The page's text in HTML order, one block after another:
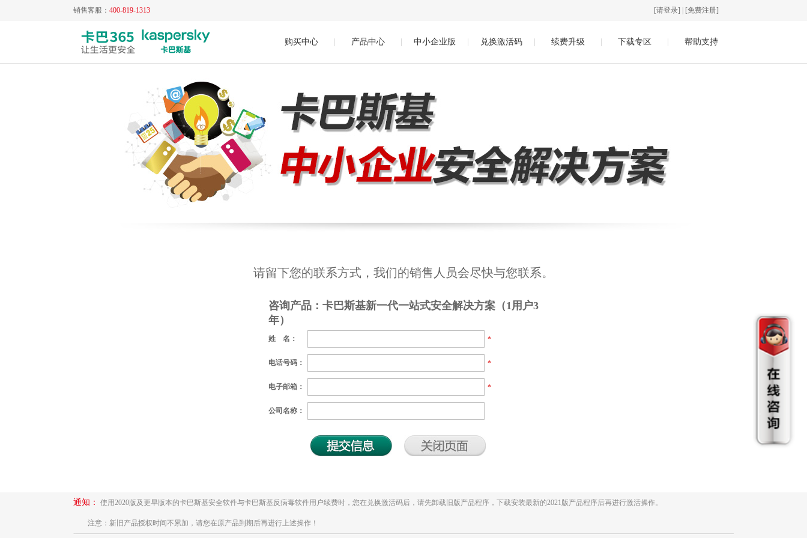
销售客服： 400-819-1313 [请登录] [免费注册]
购买中心 产品中心 中小企业版 兑换激活码 续费升级 下载专区 帮助支持
请留下您的联系方式，我们的销售人员会尽快与您联系。
咨询产品：卡巴斯基新一代一站式安全解决方案（1用户3
年）
姓 名： *
电话号码： *
电子邮箱： *
公司名称：
通知： 使用2020版及更早版本的卡巴斯基安全软件与卡巴斯基反病毒软件用户续费时，您在兑换激活码后，请先卸载旧版产品程序，下载安装最新的2021版产品程序后再进行激活操作。
注意：新旧产品授权时间不累加，请您在原产品到期后再进行上述操作！